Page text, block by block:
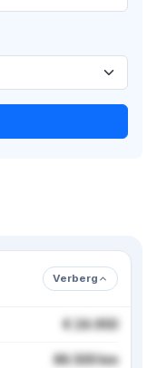
Verberg
€ 24.950
86.500 km